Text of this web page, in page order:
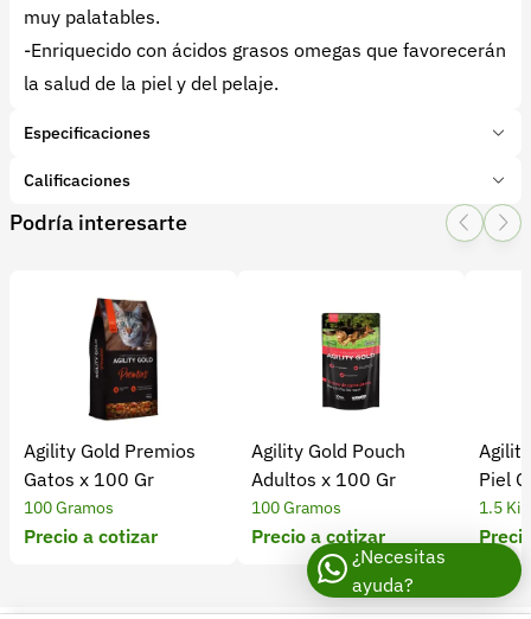
muy palatables.
-Enriquecido con ácidos grasos omegas que favorecerán
la salud de la piel y del pelaje.
Especificaciones
Marca:
Chunky
Tipo de producto:Insumo
Calificaciones
1 Star
2 Star
3 Star4 Star
0 calificaciones
5 Estrellas
4 Estrellas
3 Estrellas
2 Estrellas
1 Estrellas
Podría interesarte
Agility Gold Premios
Gatos x 100 Gr
100 Gramos
Precio a cotizar
Agility Gold Pouch
Adultos x 100 Gr
100 Gramos
Precio a cotizar
Piel
1.5
¿Necesitas
ayuda?